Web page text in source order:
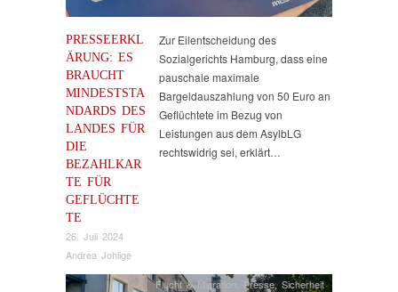
PRESSEERKL
ÄRUNG: ES
BRAUCHT
MINDESTSTA
NDARDS DES
LANDES FÜR
DIE
BEZAHLKAR
TE FÜR
GEFLÜCHTE
TE
26. Juli 2024
Andrea Johlige
Zur Eilentscheidung des
Sozialgerichts Hamburg, dass eine
pauschale maximale
Bargeldauszahlung von 50 Euro an
Geflüchtete im Bezug von
Leistungen aus dem AsylbLG
rechtswidrig sei, erklärt…
Flucht & Migration Presse,Sicherheit